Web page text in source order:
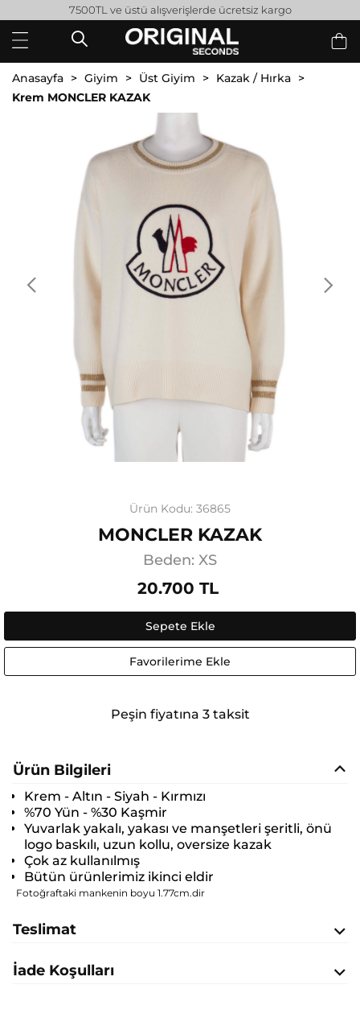
7500TL ve üstü alışverişlerde ücretsiz kargo
Anasayfa Giyim Üst Giyim
Kazak / Hırka
Krem MONCLER KAZAK
Ürün Kodu: 36865
MONCLER KAZAK
Beden: XS
20.700 TL
Sepete Ekle
Favorilerime Ekle
Peşin fiyatına 3 taksit
Ürün Bilgileri
Krem - Altın - Siyah - Kırmızı
%70 Yün - %30 Kaşmir
Yuvarlak yakalı, yakası ve manşetleri şeritli, önü
logo baskılı, uzun kollu, oversize kazak
Çok az kullanılmış
Bütün ürünlerimiz ikinci eldir
Fotoğraftaki mankenin boyu 1.77cm.dir
Teslimat
İade Koşulları